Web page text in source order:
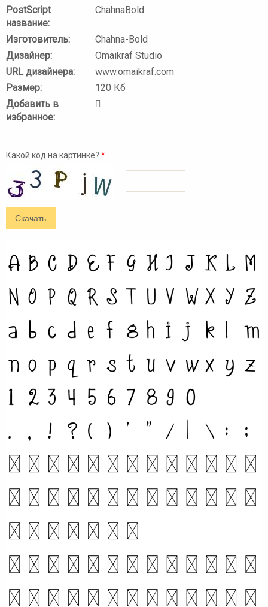
PostScript
название:
ChahnaBold
Изготовитель:
Chahna-Bold
Дизайнер:
Omaikraf Studio
URL дизайнера:
www.omaikraf.com
Размер:
120 Кб
Добавить в
избранное:
Какой код на картинке? *